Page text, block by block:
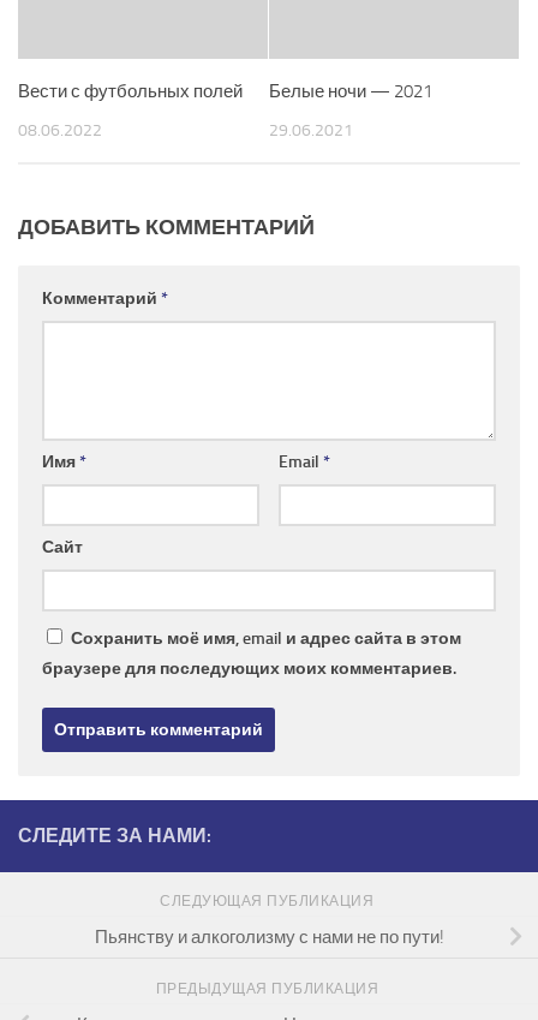
Вести с футбольных полей
08.06.2022
Белые ночи — 2021
29.06.2021
ДОБАВИТЬ КОММЕНТАРИЙ
Комментарий *
Имя* Email *
Сайт
Сохранить моё имя, email и адрес сайта в этом
браузере для последующих моих комментариев.
СЛЕДИТЕ ЗА НАМИ:
СЛЕДУЮЩАЯ ПУБЛИКАЦИЯ
Пьянству и алкоголизму с нами не по пути!
ПРЕДЫДУЩАЯ ПУБЛИКАЦИЯ